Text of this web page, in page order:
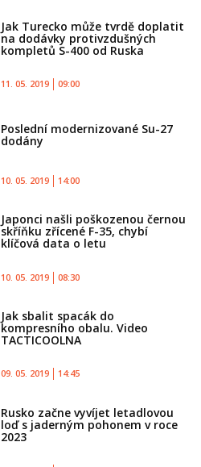
Jak Turecko může tvrdě doplatit
na dodávky protivzdušných
kompletů S-400 od Ruska
11. 05. 2019 09:00
Poslední modernizované Su-27
dodány
10. 05. 2019 14:00
Japonci našli poškozenou černou
skříňku zřícené F-35, chybí
klíčová data o letu
10. 05. 2019 08:30
Jak sbalit spacák do
kompresního obalu. Video
TACTICOOLNA
09. 05. 2019 14:45
Rusko začne vyvíjet letadlovou
loď s jaderným pohonem v roce
2023